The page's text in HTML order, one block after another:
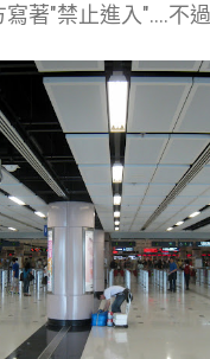
著"禁止進入"....不